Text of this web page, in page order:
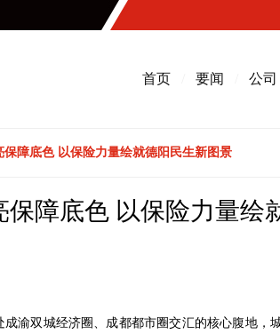
首页 要闻 公司
保障底色 以保险力量绘就德阳民生新图景
保障底色 以保险力量绘
成渝双城经济圈、成都都市圈交汇的核心腹地，